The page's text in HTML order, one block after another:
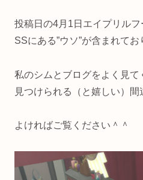
投稿日の4月1日エイプリル
SSにある”ウソ”が含まれてお
私のシムとブログをよく見
見つけられる（と嬉しい）間
よければご覧ください＾＾